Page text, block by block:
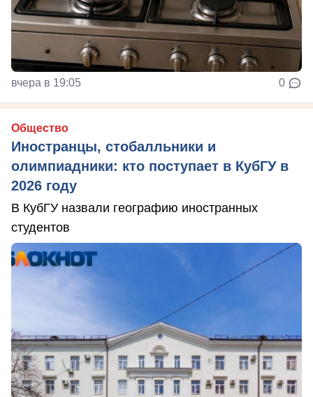
вчера в 19:05 0
Общество
Иностранцы, стобалльники и
олимпиадники: кто поступает в КубГУ в
2026 году
В КубГУ назвали географию иностранных
студентов